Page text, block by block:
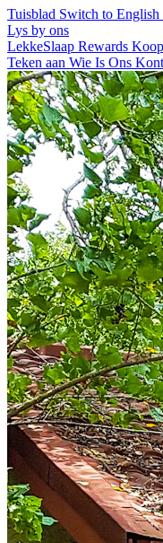
Tuisblad Switch to English
Lys by ons
LekkeSlaap Rewards
Teken aan Wie Is Ons